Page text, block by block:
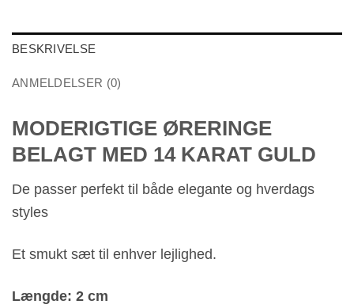
BESKRIVELSE
ANMELDELSER (0)
MODERIGTIGE ØRERINGE
BELAGT MED 14 KARAT GULD
De passer perfekt til både elegante og hverdags
styles
Et smukt sæt til enhver lejlighed.
Længde: 2 cm